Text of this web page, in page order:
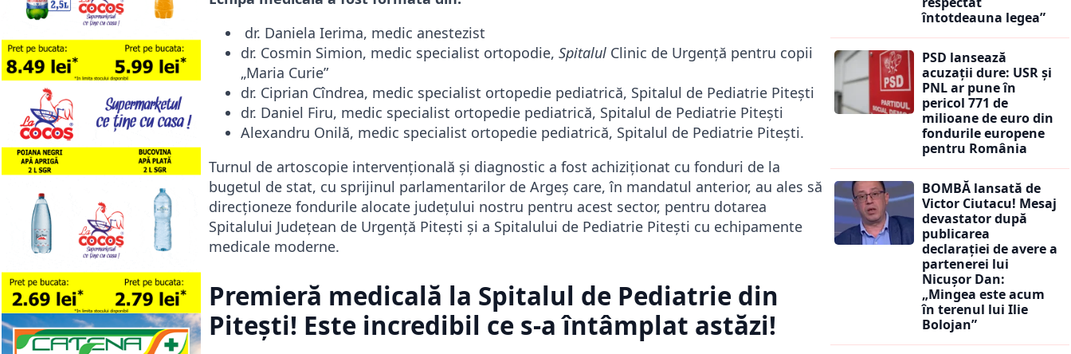
dr. Daniela Ierima, medic anestezist
dr. Cosmin Simion, medic specialist ortopodie, Spitalul Clinic de Urgență pentru copii
„Maria Curie”
dr. Ciprian Cîndrea, medic specialist ortopedie pediatrică, Spitalul de Pediatrie Pitești
dr. Daniel Firu, medic specialist ortopedie pediatrică, Spitalul de Pediatrie Pitești
Alexandru Onilă, medic specialist ortopedie pediatrică, Spitalul de Pediatrie Pitești.
Turnul de artoscopie intervențională și diagnostic a fost achiziționat cu fonduri de la
bugetul de stat, cu sprijinul parlamentarilor de Argeș care, în mandatul anterior, au ales să
direcționeze fondurile alocate județului nostru pentru acest sector, pentru dotarea
Spitalului Județean de Urgență Pitești și a Spitalului de Pediatrie Pitești cu echipamente
medicale moderne.
Premieră medicală la Spitalul de Pediatrie din
Pitești! Este incredibil ce s-a întâmplat astăzi!
întotdeauna legea”
PSD lansează
acuzații dure: USR și
PNL ar pune în
pericol 771 de
milioane de euro din
fondurile europene
pentru România
BOMBĂ lansată de
Victor Ciutacu! Mesaj
devastator după
publicarea
declarației de avere a
partenerei lui
Nicușor Dan:
„Mingea este acum
în terenul lui Ilie
Bolojan”